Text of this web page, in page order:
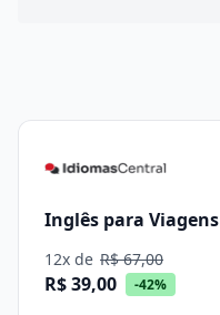
Inglês para Viagens
12x de R$ 67,00
R$ 39,00 -42%